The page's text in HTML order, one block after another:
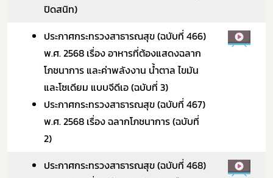
ปิดสนิท)
ประกาศกระทรวงสาธารณสุข (ฉบับที่ 466)
พ.ศ. 2568 เรื่องอาหารที่ต้องแสดงฉลาก
โภชนาการ และค่าพลังงาน น้ำตาล ไขมัน
และโซเดียม แบบจีดีเอ (ฉบับที่ 3)
ประกาศกระทรวงสาธารณสุข (ฉบับที่ 467)
พ.ศ. 2568 เรื่องฉลากโภชนาการ (ฉบับที่
2)
ประกาศกระทรวงสาธารณสุข (ฉบับที่ 468)